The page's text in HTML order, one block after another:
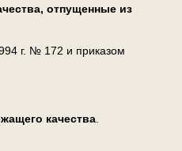
отпущенные из
г. № 172 и приказом
качества.